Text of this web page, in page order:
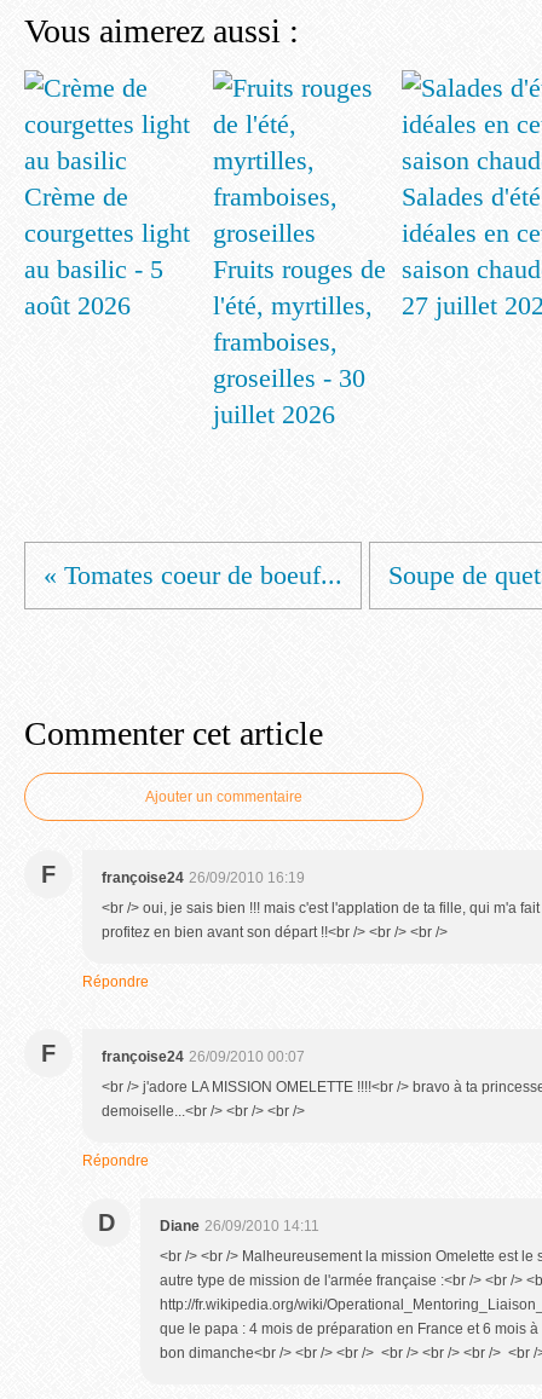
Vous aimerez aussi :
Crème de
courgettes light
au basilic - 5
août 2026
Fruits rouges de
l'été, myrtilles,
framboises,
groseilles - 30
juillet 2026
Salades d'été
idéales en
saison
27 juillet
« Tomates coeur de boeuf... Soupe de
Commenter cet article
Ajouter un commentaire
F françoise24 26/09/2010 16:19
<br /> oui, je sais bien !!! mais c'est l'applation de ta fille, qui m'a
profitez en bien avant son départ !!<br /> <br /> <br />
Répondre
F françoise24 26/09/2010 00:07
<br /> j'adore LA MISSION OMELETTE !!!!<br /> bravo à ta
demoiselle...<br /> <br /> <br />
Répondre
D Diane 26/09/2010 14:11
<br /> <br /> Malheureusement la mission Omelette est le
autre type de mission de l'armée française :<br /> <br />
http://fr.wikipedia.org/wiki/
que le papa : 4 mois de préparation en France et 6 mois
bon dimanche<br /> <br /> <br /> <br /> <br /> <br /> <br /